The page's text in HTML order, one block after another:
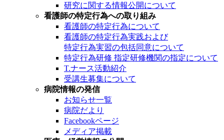
研究に関する情報公開について
看護師の特定行為への取り組み
看護師の特定行為について
看護師の特定行為実践および
特定行為実習の包括同意について
特定行為研修 指定研修機関の指定について
T.ナース活動紹介
受講生募集について
病院情報の発信
お知らせ一覧
病院だより
Facebookページ
メディア掲載